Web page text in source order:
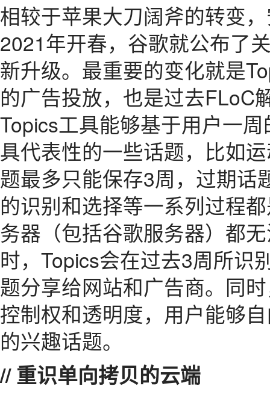
相较于苹果大刀阔斧的转变
2021年开春，谷歌就公布了
新升级。最重要的变化就是
的广告投放，也是过去FLoC
Topics工具能够基于用户一
具代表性的一些话题，比如
题最多只能保存3周，过期话
的识别和选择等一系列过程
务器（包括谷歌服务器）都
时，Topics会在过去3周所识
题分享给网站和广告商。同
控制权和透明度，用户能够
的兴趣话题。
// 重识单向拷贝的云端